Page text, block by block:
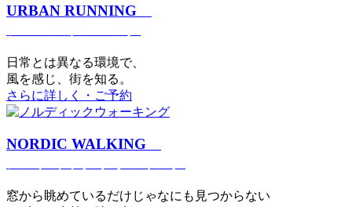
URBAN RUNNING
日常とは異なる環境で、
風を感じ、街を知る。
さらに詳しく・ご予約
NORDIC WALKING
窓から眺めているだけじゃなにも見つからない